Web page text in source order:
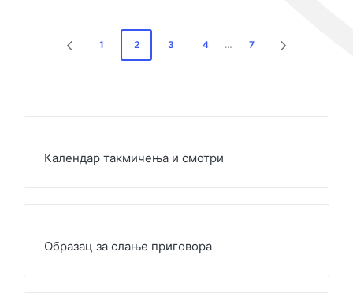
Пагинација
ПРЕТХОДНА
1 2 3 4 … 7
Календар такмичења и смотри
Образац за слање приговора